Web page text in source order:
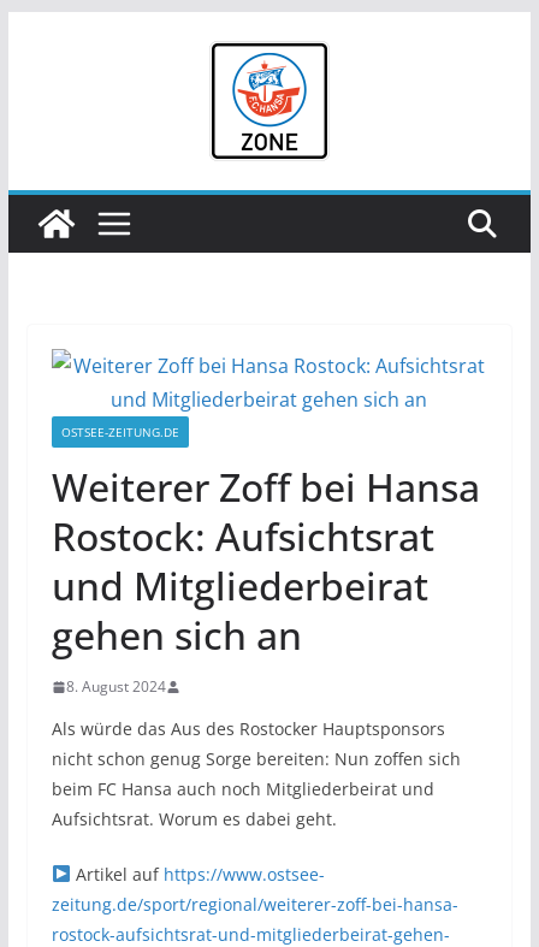
OSTSEE-ZEITUNG.DE
Weiterer Zoff bei Hansa
Rostock: Aufsichtsrat
und Mitgliederbeirat
gehen sich an
8. August 2024
Als würde das Aus des Rostocker Hauptsponsors
nicht schon genug Sorge bereiten: Nun zoffen sich
beim FC Hansa auch noch Mitgliederbeirat und
Aufsichtsrat. Worum es dabei geht.
Artikel auf https://www.ostsee-
zeitung.de/sport/regional/weiterer-zoff-bei-hansa-
rostock-aufsichtsrat-und-mitgliederbeirat-gehen-